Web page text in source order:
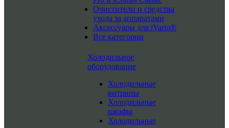
Очистители и средства
ухода за аппаратами
Аксессуары для iVario®
Все категории
Холодильное
оборудование
Холодильные
витрины
Холодильные
шкафы
Холодильные